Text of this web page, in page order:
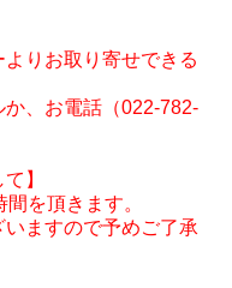
りお取り寄せできる
、お電話（022-782-
】
を頂きます。
ますので予めご了承